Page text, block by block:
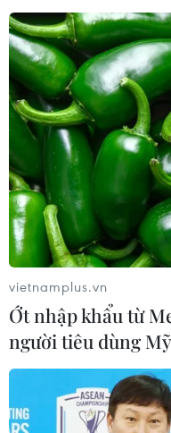
Bầu cử Tổng
Javier Milei
20/11/2023 00:32
Theo kết quả kiểm
thống vòng 2 tại
cực hữu Javier Milei,
được khoảng 56%
vietnamplus.vn
Ớt nhập khẩu từ
người tiêu dùng